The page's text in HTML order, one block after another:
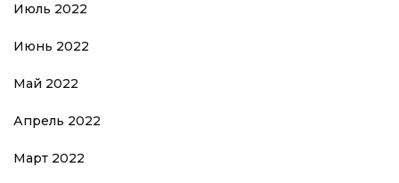
Июль 2022
Июнь 2022
Май 2022
Апрель 2022
Март 2022